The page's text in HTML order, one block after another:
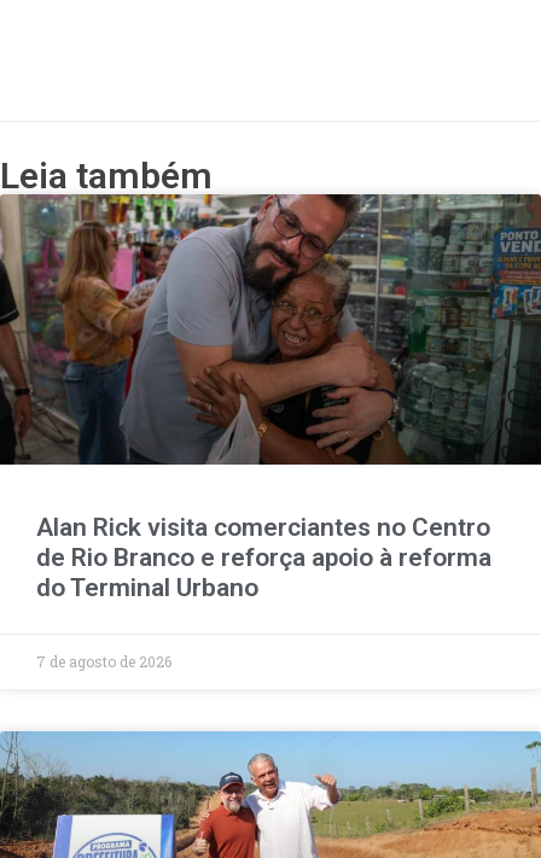
Leia também
Alan Rick visita comerciantes no Centro
de Rio Branco e reforça apoio à reforma
do Terminal Urbano
7 de agosto de 2026